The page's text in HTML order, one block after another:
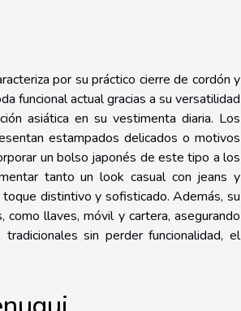
por su práctico cierre de cordón y
funcional actual gracias a su versatilidad
asiática en su vestimenta diaria. Los
estampados delicados o motivos
un bolso japonés de este tipo a los
tanto un look casual con jeans y
distintivo y sofisticado. Además, su
llaves, móvil y cartera, asegurando
sin perder funcionalidad, el